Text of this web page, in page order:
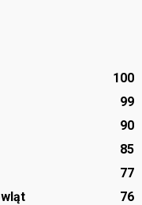
100
99
90
85
77
76